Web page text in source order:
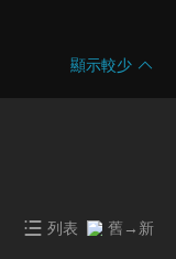
顯示較少
列表 舊→新